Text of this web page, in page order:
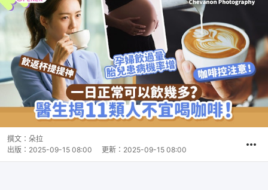
撰文： 朵拉
出版： 2025-09-15 08:00 更新： 2025-09-15 08:00